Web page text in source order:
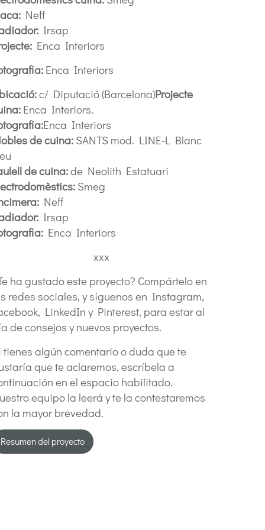
Neff
Irsap
Enca Interiors
Enca Interiors
c/ Diputació (Barcelona)Projecte
Enca Interiors.
Enca Interiors
de cuina:SANTS mod. LINE-L Blanc
de cuina:de Neolith Estatuari
Smeg
Neff
Irsap
Enca Interiors
xxx
ha gustado este proyecto? Compártelo en
redes sociales, y síguenos en Instagram,
LinkedIn y Pinterest, para estar al
de consejos y nuevos proyectos.
tienes algún comentario o duda que te
que te aclaremos, escríbela a
en el espacio habilitado.
equipo la leerá y te la contestaremos
la mayor brevedad.
Resumen del proyecto